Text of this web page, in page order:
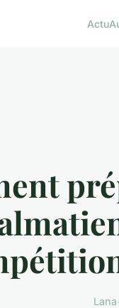
Actu
Lana